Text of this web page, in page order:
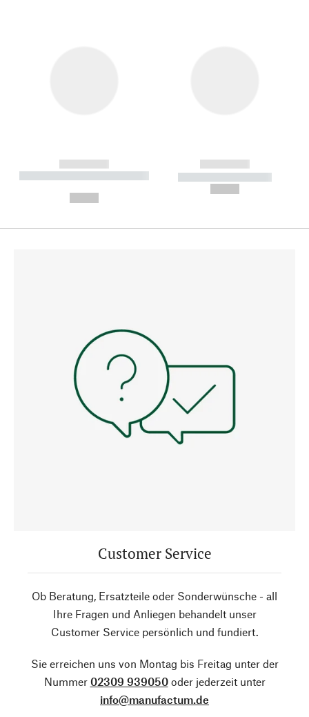
------------
----------- ----------- --------
------------
----------- -----------
Customer Service
Ob Beratung, Ersatzteile oder Sonderwünsche - all
Ihre Fragen und Anliegen behandelt unser
Customer Service persönlich und fundiert.
Sie erreichen uns von Montag bis Freitag unter der
Nummer 02309 939050oder jederzeit unter
info@manufactum.de